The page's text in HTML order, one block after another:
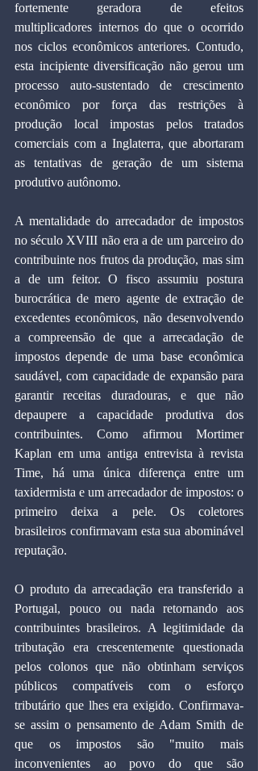
fortemente geradora de efeitos
multiplicadores internos do que o ocorrido
nos ciclos econômicos anteriores. Contudo,
esta incipiente diversificação não gerou um
processo auto-sustentado de crescimento
econômico por força das restrições à
produção local impostas pelos tratados
comerciais com a Inglaterra, que abortaram
as tentativas de geração de um sistema
produtivo autônomo.
A mentalidade do arrecadador de impostos
no século XVIII não era a de um parceiro do
contribuinte nos frutos da produção, mas sim
a de um feitor. O fisco assumiu postura
burocrática de mero agente de extração de
excedentes econômicos, não desenvolvendo
a compreensão de que a arrecadação de
impostos depende de uma base econômica
saudável, com capacidade de expansão para
garantir receitas duradouras, e que não
depaupere a capacidade produtiva dos
contribuintes. Como afirmou Mortimer
Kaplan em uma antiga entrevista à revista
Time, há uma única diferença entre um
taxidermista e um arrecadador de impostos: o
primeiro deixa a pele. Os coletores
brasileiros confirmavam esta sua abominável
reputação.
O produto da arrecadação era transferido a
Portugal, pouco ou nada retornando aos
contribuintes brasileiros. A legitimidade da
tributação era crescentemente questionada
pelos colonos que não obtinham serviços
públicos compatíveis com o esforço
tributário que lhes era exigido. Confirmava-
se assim o pensamento de Adam Smith de
que os impostos são "muito mais
inconvenientes ao povo do que são